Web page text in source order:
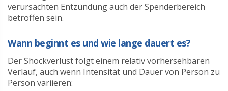
verursachten Entzündung auch der Spenderbereich
betroffen sein.
Wann beginnt es und wie lange dauert es?
Der Shockverlust folgt einem relativ vorhersehbaren
Verlauf, auch wenn Intensität und Dauer von Person zu
Person variieren: